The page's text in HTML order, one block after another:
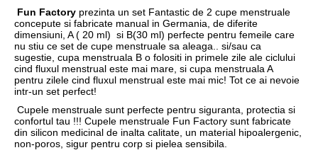
Fun Factory prezinta un set Fantastic de 2 cupe menstruale
concepute si fabricate manual in Germania, de diferite
dimensiuni, A ( 20 ml) si B(30 ml) perfecte pentru femeile care
nu stiu ce set de cupe menstruale sa aleaga.. si/sau ca
sugestie, cupa menstruala B o folositi in primele zile ale ciclului
cind fluxul menstrual este mai mare, si cupa menstruala A
pentru zilele cind fluxul menstrual este mai mic! Tot ce ai nevoie
intr-un set perfect!
Cupele menstruale sunt perfecte pentru siguranta, protectia si
confortul tau !!! Cupele menstruale Fun Factory sunt fabricate
din silicon medicinal de inalta calitate, un material hipoalergenic,
non-poros, sigur pentru corp si pielea sensibila.